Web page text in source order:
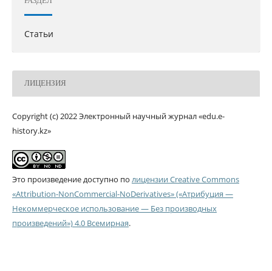
Статьи
ЛИЦЕНЗИЯ
Copyright (c) 2022 Электронный научный журнал «edu.e-
history.kz»
Это произведение доступно по лицензии Creative Commons
«Attribution-NonCommercial-NoDerivatives» («Атрибуция —
Некоммерческое использование — Без производных
произведений») 4.0 Всемирная.